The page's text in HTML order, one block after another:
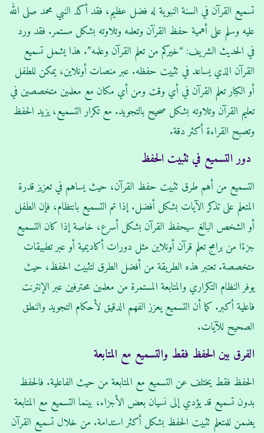
تسميع القرآن في السنة النبوية له فضل عظيم، فقد أكد النبي محمد صلى الله
عليه وسلم على أهمية حفظ القرآن وتعلمه وتلاوته بشكل مستمر. فقد ورد
في الحديث الشريف: “خيركم من تعلم القرآن وعلمه”. هذا يشمل تسميع
القرآن الذي يساعد في تثبيت حفظه. عبر منصات أونلاين، يمكن للطفل
أو الكبار تعلم القرآن في أي وقت ومن أي مكان مع معلمين متخصصين في
تعليم القرآن وتلاوته بشكل صحيح بالتجويد. مع تكرار التسميع، يزيد الحفظ
وتصبح القراءة أكثر دقة.
دور التسميع في تثبيت الحفظ
التسميع من أهم طرق تثبيت حفظ القرآن، حيث يساهم في تعزيز قدرة
المتعلم على تذكر الآيات بشكل أفضل. إذا تم التسميع بانتظام، فإن الطفل
أو الشخص البالغ سيحفظ القرآن بشكل أسرع، خاصة إذا كان التسميع
جزءًا من برامج تعلم قرآن أونلاين مثل دورات أكاديمية أو عبر تطبيقات
متخصصة. تعتبر هذه الطريقة من أفضل الطرق لتثبيت الحفظ، حيث
يوفر النظام التكراري والمتابعة المستمرة من معلمين محترفين عبر الإنترنت
فاعلية أكبر. كما أن التسميع يعزز الفهم الدقيق لأحكام التجويد والنطق
الصحيح للآيات.
الفرق بين الحفظ فقط والتسميع مع المتابعة
الحفظ فقط يختلف عن التسميع مع المتابعة من حيث الفاعلية. فالحفظ
بدون تسميع قد يؤدي إلى نسيان بعض الأجزاء، بينما التسميع مع المتابعة
يضمن للمتعلم تثبيت الحفظ بشكل أكثر استدامة. من خلال تسميع القرآن